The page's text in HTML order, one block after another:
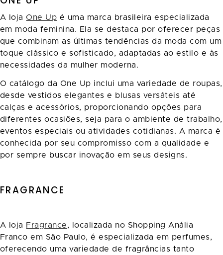
A lojaOne Up é uma marca brasileira especializada
em moda feminina. Ela se destaca por oferecer peças
que combinam as últimas tendências da moda com um
toque clássico e sofisticado, adaptadas ao estilo e às
necessidades da mulher moderna.
O catálogo da One Up inclui uma variedade de roupas,
desde vestidos elegantes e blusas versáteis até
calças e acessórios, proporcionando opções para
diferentes ocasiões, seja para o ambiente de trabalho,
eventos especiais ou atividades cotidianas. A marca é
conhecida por seu compromisso com a qualidade e
por sempre buscar inovação em seus designs.
FRAGRANCE
A loja Fragrance, localizada no Shopping Anália
Franco em São Paulo, é especializada em perfumes,
oferecendo uma variedade de fragrâncias tanto